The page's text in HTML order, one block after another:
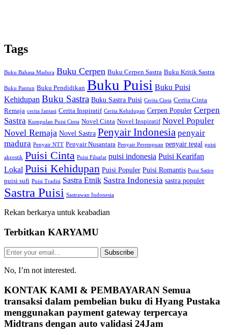
Tags
Buku Bahasa Madura Buku Cerpen Buku Cerpen Sastra Buku Kritik Sastra
Buku Pantun Buku Pendidikan Buku Puisi Buku Puisi
Kehidupan Buku Sastra Buku Sastra Puisi Cerita Cinta Cerita Cinta
Remaja cerita fantasi Cerita Inspiratif Cerita Kehidupan Cerpen Populer Cerpen
Sastra Kumpulan Puisi Cinta Novel Cinta Novel Inspiratif Novel Populer
Novel Remaja Novel Sastra Penyair Indonesia penyair
madura Penyair NTT Penyair Nusantara Penyair Perempuan penyair tegal puisi
akrostik Puisi Cinta Puisi Filsafat puisi indonesia Puisi Kearifan
Lokal Puisi Kehidupan Puisi Populer Puisi Romantis Puisi Satire
puisi sufi Puisi Tradisi Sastra Etnik Sastra Indonesia sastra populer
Sastra Puisi Sastrawan Indonesia
Rekan berkarya untuk keabadian
Terbitkan KARYAMU
Subscribe
No, I’m not interested.
KONTAK KAMI & PEMBAYARAN Semua
transaksi dalam pembelian buku di Hyang Pustaka
menggunakan payment gateway terpercaya
Midtrans dengan auto validasi 24Jam